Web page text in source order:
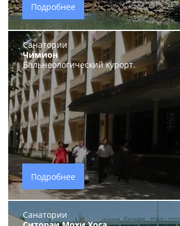
Подробнее
Санатории
Чимион
Бальнеологический курорт.
Подробнее
Санатории